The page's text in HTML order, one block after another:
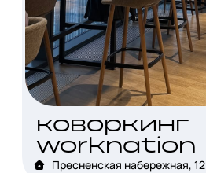
коворкинг
worknation
Пресненская набережная, 12